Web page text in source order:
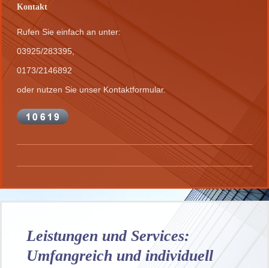
Kontakt
Rufen Sie einfach an unter:
03925/283395,
0173/2146892
oder nutzen Sie unser Kontaktformular.
Leistungen und Services:
Umfangreich und individuell